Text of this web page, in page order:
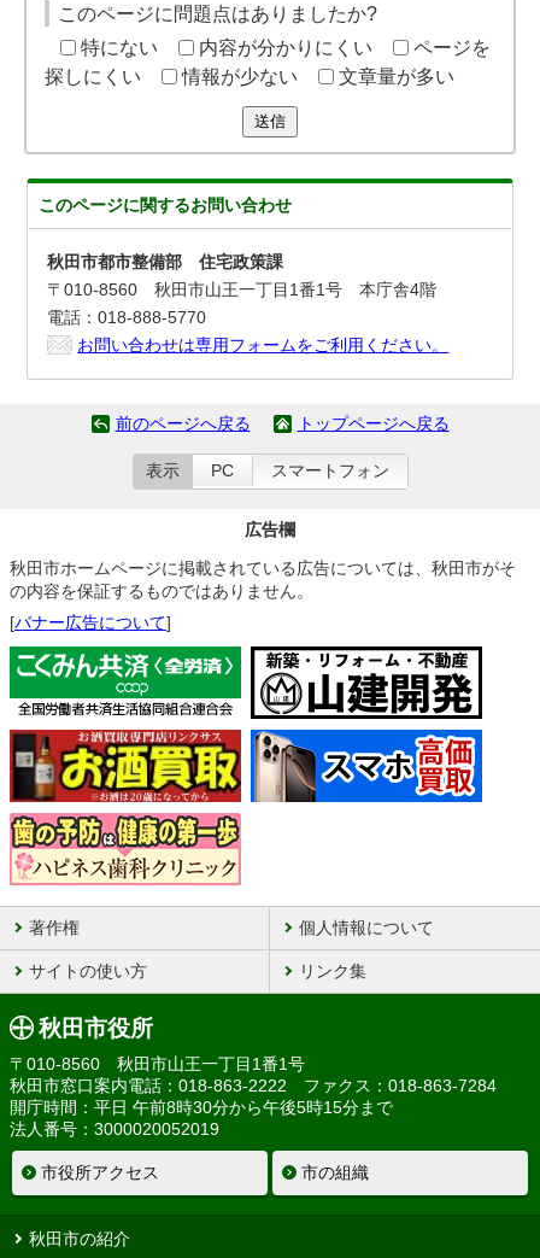
このページに問題点はありましたか?
特にない
内容が分かりにくい
ページを
探しにくい
情報が少ない 文章量が多い
送信
このページに関するお問い合わせ
秋田市都市整備部 住宅政策課
〒010-8560 秋田市山王一丁目1番1号 本庁舎4階
電話：018-888-5770
お問い合わせは専用フォームをご利用ください。
前のページへ戻る トップページへ戻る
表示 PC スマートフォン
広告欄
秋田市ホームページに掲載されている広告については、秋田市がそ
の内容を保証するものではありません。
[バナー広告について]
著作権 個人情報について
サイトの使い方 リンク集
秋田市役所
〒010-8560 秋田市山王一丁目1番1号
秋田市窓口案内電話：018-863-2222 ファクス：018-863-7284
開庁時間：平日 午前8時30分から午後5時15分まで
法人番号：3000020052019
市役所アクセス 市の組織
秋田市の紹介